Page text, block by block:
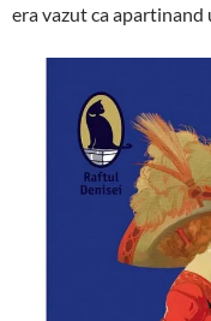
era vazut ca apartinand